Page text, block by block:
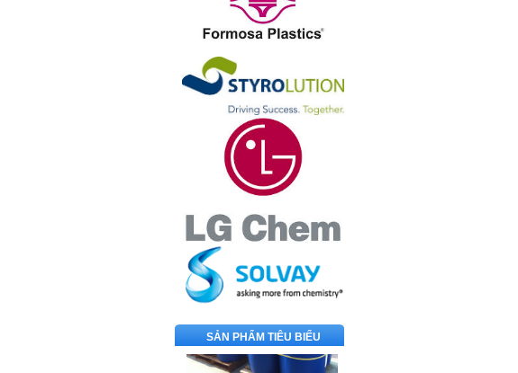
SẢN PHẨM TIÊU BIỂU